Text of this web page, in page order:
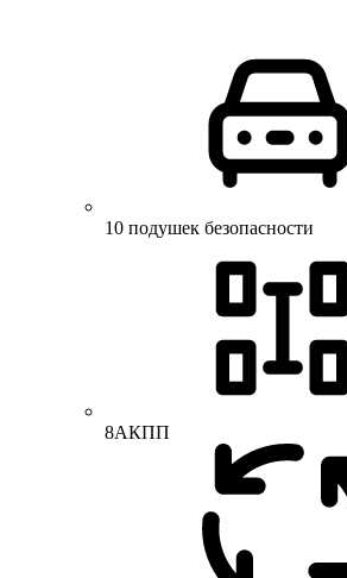
10 подушек безопасности
8АКПП